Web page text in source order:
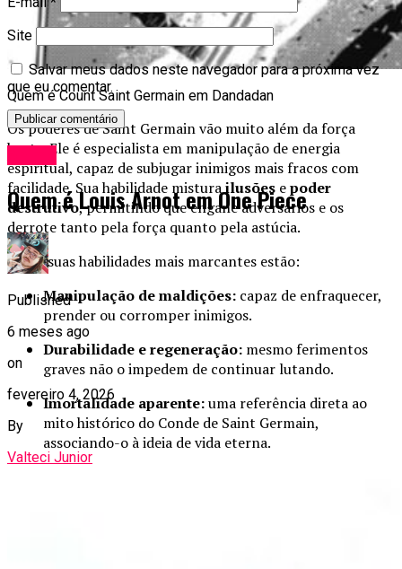
Quem é Count Saint Germain em Dandadan
Os poderes de Saint Germain vão muito além da força
bruta. Ele é especialista em manipulação de energia
espiritual, capaz de subjugar inimigos mais fracos com
facilidade. Sua habilidade misturailusões epoder
destrutivo, permitindo que engane adversários e os
derrote tanto pela força quanto pela astúcia.
Entre suas habilidades mais marcantes estão:
Manipulação de maldições: capaz de enfraquecer,
prender ou corromper inimigos.
Durabilidade e regeneração: mesmo ferimentos
graves não o impedem de continuar lutando.
Imortalidade aparente:uma referência direta ao
mito histórico do Conde de Saint Germain,
associando-o à ideia de vida eterna.
Site
Salvar meus dados neste navegador para a próxima vez
que eu comentar.
Quem é Louis Arnot em One Piece
Published
6 meses ago
on
fevereiro 4, 2026
By
Valteci Junior